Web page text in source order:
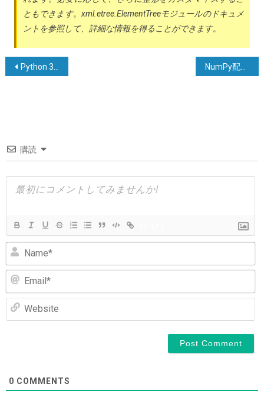
ともできます。xml.etree.ElementTreeモジュールのドキュメ
ントを参照して、詳細な情報を得ることができます。
投
ー
シ
ョ
Python 3においてクラス内の関数をどのように呼び出すことができますか？ NumPy配列内のN個の最大値のインデックスを取得するにはどうすればよいですか？
購読
0 COMMENTS